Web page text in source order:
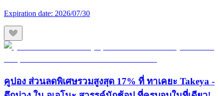
Expiration date: 2026/07/30
คูปอง ส่วนลดพิเศษรวมสูงสุด 17% ที่ ทาเคยะ Takeya -